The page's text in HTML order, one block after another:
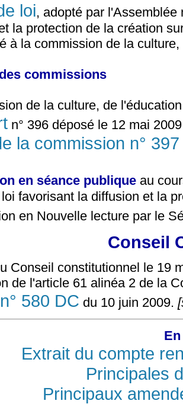
loi, adopté par
la protection de la création
à la commission de la
commissions
de la culture, de
n° 396 déposé le 12 mai
la commission n°
en séance publique au
favorisant la diffusion et la
en Nouvelle lecture par le
Conseil
Conseil constitutionnel le 19
de l'article 61 alinéa 2 de la
n° 580 DC du 10 juin 2009.
Extrait du compte
Principales
Principaux